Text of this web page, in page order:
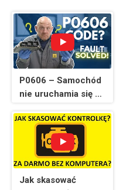
P0606 – Samochód
nie uruchamia się –
diagnostyczne!
Jak skasować